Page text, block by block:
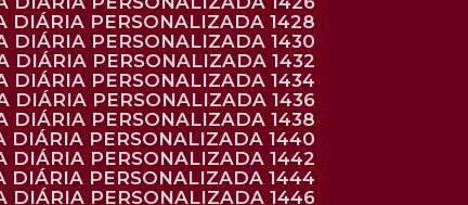
DIÁRIA PERSONALIZADA 1428
DIÁRIA PERSONALIZADA 1430
DIÁRIA PERSONALIZADA 1432
DIÁRIA PERSONALIZADA 1434
DIÁRIA PERSONALIZADA 1436
DIÁRIA PERSONALIZADA 1438
DIÁRIA PERSONALIZADA 1440
DIÁRIA PERSONALIZADA 1442
DIÁRIA PERSONALIZADA 1444
DIÁRIA PERSONALIZADA 1446